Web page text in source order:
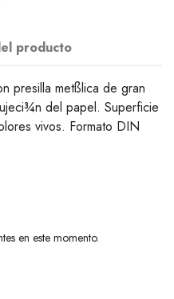
producto
presilla metßlica de gran
del papel. Superficie
vivos. Formato DIN
en este momento.